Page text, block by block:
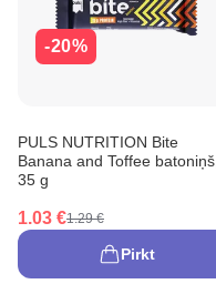
-20%
PULS NUTRITION Bite
Banana and Toffee batoniņš,
35 g
1.03 €1.29 €
Pirkt